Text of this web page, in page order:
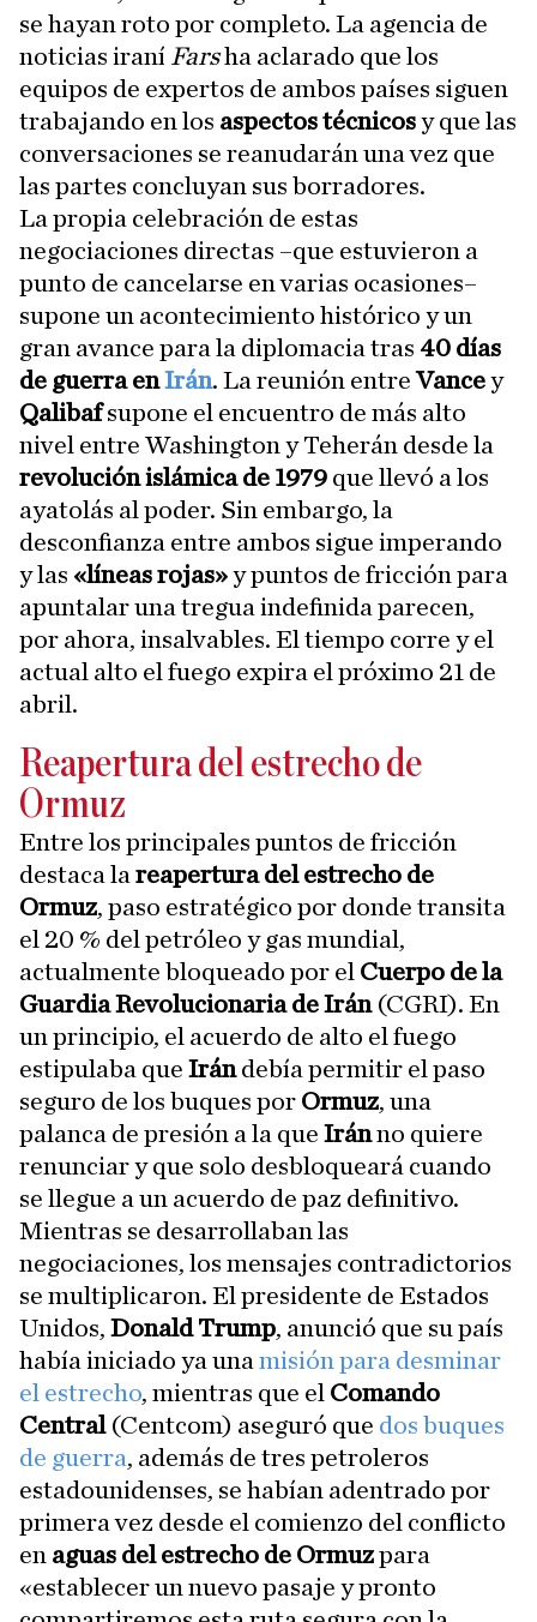
se hayan roto por completo. La agencia de
noticias iraní Farsha aclarado que los
equipos de expertos de ambos países siguen
trabajando en los aspectos técnicosy que las
conversaciones se reanudarán una vez que
las partes concluyan sus borradores.
La propia celebración de estas
negociaciones directas –que estuvieron a
punto de cancelarse en varias ocasiones–
supone un acontecimiento histórico y un
gran avance para la diplomacia tras 40 días
de guerra enIrán. La reunión entreVancey
Qalibafsupone el encuentro de más alto
nivel entre Washington y Teherán desde la
revolución islámica de 1979 que llevó a los
ayatolás al poder. Sin embargo, la
desconfianza entre ambos sigue imperando
y las «líneas rojas»y puntos de fricción para
apuntalar una tregua indefinida parecen,
por ahora, insalvables. El tiempo corre y el
actual alto el fuego expira el próximo 21 de
abril.
Reapertura del estrecho de
Ormuz
Entre los principales puntos de fricción
destaca la reapertura del estrecho de
Ormuz, paso estratégico por donde transita
el 20 % del petróleo y gas mundial,
actualmente bloqueado por el Cuerpo de la
Guardia Revolucionaria de Irán(CGRI). En
un principio, el acuerdo de alto el fuego
estipulaba que Irándebía permitir el paso
seguro de los buques por Ormuz, una
palanca de presión a la que Iránno quiere
renunciar y que solo desbloqueará cuando
se llegue a un acuerdo de paz definitivo.
Mientras se desarrollaban las
negociaciones, los mensajes contradictorios
se multiplicaron. El presidente de Estados
Unidos, Donald Trump, anunció que su país
había iniciado ya una misión para desminar
el estrecho, mientras que el Comando
Central(Centcom) aseguró que dos buques
de guerra, además de tres petroleros
estadounidenses, se habían adentrado por
primera vez desde el comienzo del conflicto
en aguas del estrecho de Ormuzpara
«establecer un nuevo pasaje y pronto